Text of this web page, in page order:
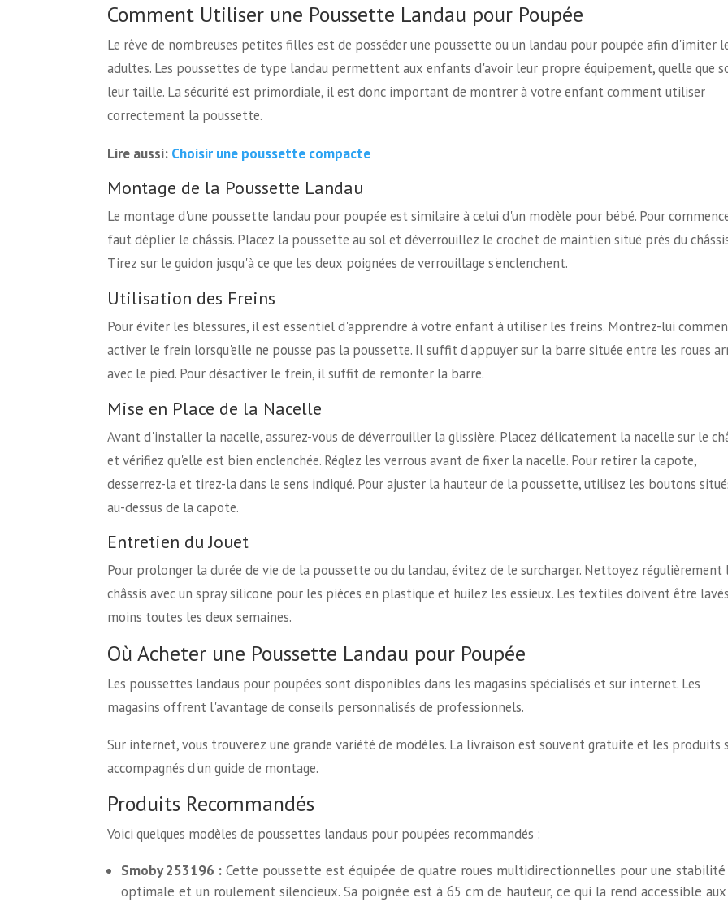
Comment Utiliser une Poussette Landau pour Poupée
Le rêve de nombreuses petites filles est de posséder une poussette ou un landau pour poupée afin d'imiter
adultes. Les poussettes de type landau permettent aux enfants d'avoir leur propre équipement, quelle que
leur taille. La sécurité est primordiale, il est donc important de montrer à votre enfant comment utiliser
correctement la poussette.
Lire aussi: Choisir une poussette compacte
Montage de la Poussette Landau
Le montage d'une poussette landau pour poupée est similaire à celui d'un modèle pour bébé. Pour
faut déplier le châssis. Placez la poussette au sol et déverrouillez le crochet de maintien situé près du
Tirez sur le guidon jusqu'à ce que les deux poignées de verrouillage s'enclenchent.
Utilisation des Freins
Pour éviter les blessures, il est essentiel d'apprendre à votre enfant à utiliser les freins. Montrez-lui
activer le frein lorsqu'elle ne pousse pas la poussette. Il suffit d'appuyer sur la barre située entre les roues
avec le pied. Pour désactiver le frein, il suffit de remonter la barre.
Mise en Place de la Nacelle
Avant d'installer la nacelle, assurez-vous de déverrouiller la glissière. Placez délicatement la nacelle sur le
et vérifiez qu'elle est bien enclenchée. Réglez les verrous avant de fixer la nacelle. Pour retirer la capote,
desserrez-la et tirez-la dans le sens indiqué. Pour ajuster la hauteur de la poussette, utilisez les boutons
au-dessus de la capote.
Entretien du Jouet
Pour prolonger la durée de vie de la poussette ou du landau, évitez de le surcharger. Nettoyez régulièrement
châssis avec un spray silicone pour les pièces en plastique et huilez les essieux. Les textiles doivent être
moins toutes les deux semaines.
Où Acheter une Poussette Landau pour Poupée
Les poussettes landaus pour poupées sont disponibles dans les magasins spécialisés et sur internet. Les
magasins offrent l'avantage de conseils personnalisés de professionnels.
Sur internet, vous trouverez une grande variété de modèles. La livraison est souvent gratuite et les produits
accompagnés d'un guide de montage.
Produits Recommandés
Voici quelques modèles de poussettes landaus pour poupées recommandés :
Smoby 253196 :Cette poussette est équipée de quatre roues multidirectionnelles pour une stabilité
optimale et un roulement silencieux. Sa poignée est à 65 cm de hauteur, ce qui la rend accessible aux